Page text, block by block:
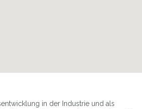
in der Industrie und als